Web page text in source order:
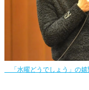
「水曜どうでしょう」の嬉